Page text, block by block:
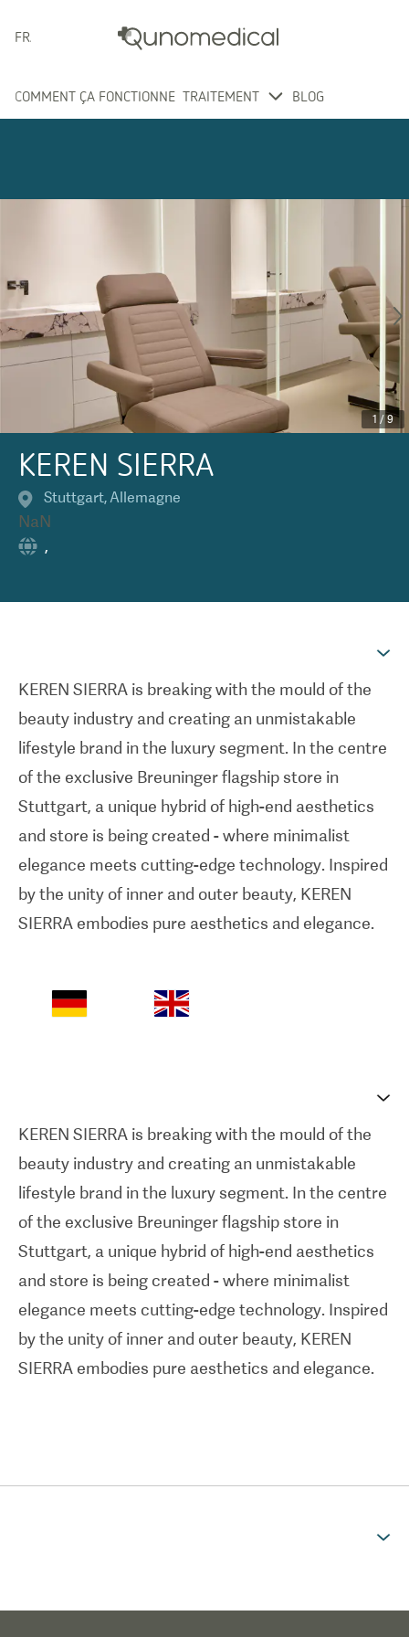
FRANÇAIS
COMMENT ÇA FONCTIONNE TRAITEMENT BLOG
1 / 9
KEREN SIERRA
Stuttgart,Allemagne
NaN
,
KEREN SIERRA is breaking with the mould of the
beauty industry and creating an unmistakable
lifestyle brand in the luxury segment. In the centre
of the exclusive Breuninger flagship store in
Stuttgart, a unique hybrid of high-end aesthetics
and store is being created - where minimalist
elegance meets cutting-edge technology. Inspired
by the unity of inner and outer beauty, KEREN
SIERRA embodies pure aesthetics and elegance.
KEREN SIERRA is breaking with the mould of the
beauty industry and creating an unmistakable
lifestyle brand in the luxury segment. In the centre
of the exclusive Breuninger flagship store in
Stuttgart, a unique hybrid of high-end aesthetics
and store is being created - where minimalist
elegance meets cutting-edge technology. Inspired
by the unity of inner and outer beauty, KEREN
SIERRA embodies pure aesthetics and elegance.